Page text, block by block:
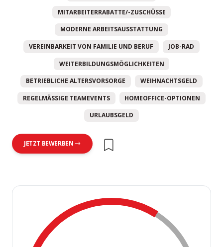
MITARBEITERRABATTE/-ZUSCHÜSSE
MODERNE ARBEITSAUSSTATTUNG
VEREINBARKEIT VON FAMILIE UND BERUF JOB-RAD
WEITERBILDUNGSMÖGLICHKEITEN
BETRIEBLICHE ALTERSVORSORGE WEIHNACHTSGELD
REGELMÄSSIGE TEAMEVENTS HOMEOFFICE-OPTIONEN
URLAUBSGELD
JETZT BEWERBEN